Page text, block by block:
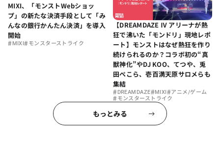
MIXI、「モンストWebショッ
プ」の新たな決済手段として「み
んなの銀行かんたん決済」を導入
開始
#MIXI#モンスターストライク
【DREAMDAZE Ⅳ アリーナが熱
狂で沸いた「モンドリ」現地レポ
ート】モンストはなぜ熱狂を作り
続けられるのか？コラボ初の“真
獣神化”やDJ KOO、てつや、兎
田ぺこら、壱百満天原サロメらも
集結
# DREAMDAZE#MIXI #アニメ/ゲーム
#モンスターストライク
もっとみる